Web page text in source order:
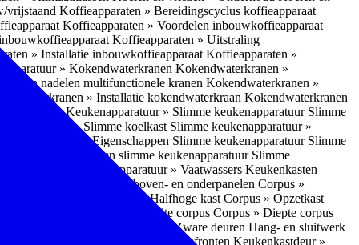
vrijstaand Koffieapparaten » Bereidingscyclus koffieapparaat
Koffieapparaten » Voordelen inbouwkoffieapparaat
Koffieapparaten » Uitstraling
» Installatie inbouwkoffieapparaat Koffieapparaten »
» Kokendwaterkranen Kokendwaterkranen »
en nadelen multifunctionele kranen Kokendwaterkranen »
» Installatie kokendwaterkraan Kokendwaterkranen
» OvensKeukenapparatuur » Slimme keukenapparatuur Slimme
» Slimme koelkast Slimme keukenapparatuur »
» Eigenschappen Slimme keukenapparatuur Slimme
» Nadelen slimme keukenapparatuur Slimme
Keukenapparatuur » Vaatwassers Keukenkasten
Corpus » Buitenkant zij-, boven- en onderpanelen Corpus »
Corpus » Halfhoge kast Corpus » Opzetkast
Corpus » Breedte corpus Corpus » Diepte corpus
Hang- en sluitwerk » Zware deuren Hang- en sluitwerk
» Soorten deur- en ladefronten Keukenkastdeur »